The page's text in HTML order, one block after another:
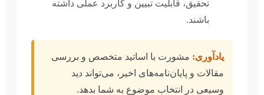
تحقیق، قابلیت تبیین و کاربرد عملی داشته
باشند.
یادآوری: مشورت با اساتید متخصص و بررسی
مقالات و پایان‌نامه‌های اخیر، می‌تواند دید
وسیعی در انتخاب موضوع به شما بدهد.